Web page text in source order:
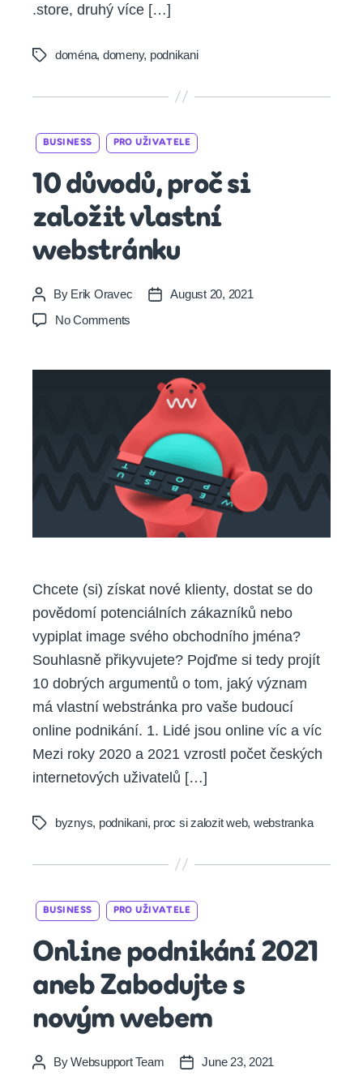
.store, druhý více […]
Tagsdoména, domeny, podnikani
Categories
BUSINESS PRO UŽIVATELE
10 důvodů, proč si
založit vlastní
webstránku
Post
author
By Erik Oravec
PostAugust 20, 2021
No Comments
proč
založit
vlastní
webstránku
Chcete (si) získat nové klienty, dostat se do
povědomí potenciálních zákazníků nebo
vypiplat image svého obchodního jména?
Souhlasně přikyvujete? Pojďme si tedy projít
10 dobrých argumentů o tom, jaký význam
má vlastní webstránka pro vaše budoucí
online podnikání. 1. Lidé jsou online víc a víc
Mezi roky 2020 a 2021 vzrostl počet českých
internetových uživatelů […]
Tags byznys, podnikani, proc si zalozit web, webstranka
Categories
BUSINESS PRO UŽIVATELE
Online podnikání 2021
aneb Zabodujte s
novým webem
PostByWebsupport Team
PostJune 23, 2021